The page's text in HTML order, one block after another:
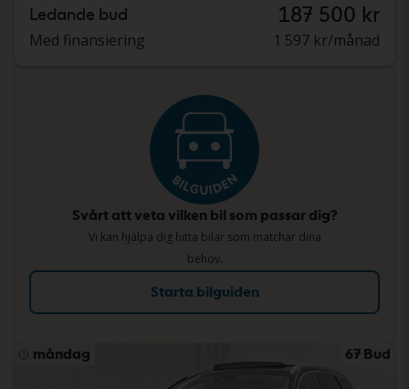
Ledande bud 187 500 kr
Med finansiering 1 597 kr/månad
Svårt att veta vilken bil som passar dig?
Vi kan hjälpa dig hitta bilar som matchar dina
behov.
Starta bilguiden
måndag 67 Bud